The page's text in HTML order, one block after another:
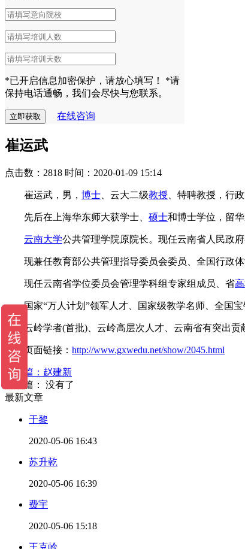
*已开启信息加密保护，请放心填写！
*请
保持电话通畅，我们会尽快与您联系。
在线咨询
崔运武
点击数：2818 时间：2020-01-09 15:14
崔运武，男， 博士 、云大二级教授 、特聘教授，行
先后在上海华东师大获学士、 硕士和博士学位，留
云南大学公共管理学院原院长。现任云南省人民政
现兼任教育部公共管理指导委员会委员、全国行政体
现任云南省学位委员会管理学科组专家组成员、省
国家“万人计划”领军人才、国家级教学名师、全国宝
云岭学者(首批)、云岭高层次人才、云南省有突出贡
当前页面链接： http://www.gxwedu.net/show/2045.html
上一篇： 赵建新
下一篇： 没有了
最新文章
于黎
2020-05-06 16:43
苏升乾
2020-05-06 16:39
费宇
2020-05-06 15:18
王克岭